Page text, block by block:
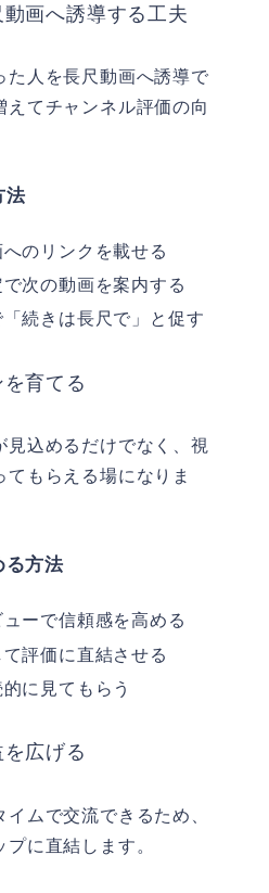
画へ誘導する工夫
た人を長尺動画へ誘導で
えてチャンネル評価の向
法
のリンクを載せる
次の動画を案内する
続きは長尺で」と促す
育てる
見込めるだけでなく、視
もらえる場になりま
る方法
ーで信頼感を高める
評価に直結させる
に見てもらう
広げる
ムで交流できるため、
に直結します。